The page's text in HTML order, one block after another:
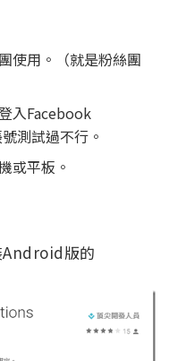
使用。（就是粉絲團
入Facebook
測試過不行。
或平板。
Android版的